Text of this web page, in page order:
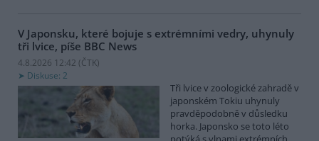
V Japonsku, které bojuje s extrémními vedry, uhynuly
tři lvice, píše BBC News
4.8.2026 12:42 (ČTK)
Diskuse: 2
Tři lvice v zoologické zahradě v
japonském Tokiu uhynuly
pravděpodobně v důsledku
horka. Japonsko se toto léto